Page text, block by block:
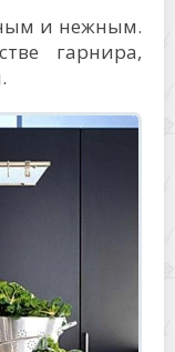
и нежным.
гарнира,